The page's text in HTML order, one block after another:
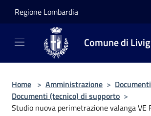
Regione Lombardia
Comune di
Home > Amministrazione >
Documenti (tecnico) di supporto >
Studio nuova perimetrazione valanga